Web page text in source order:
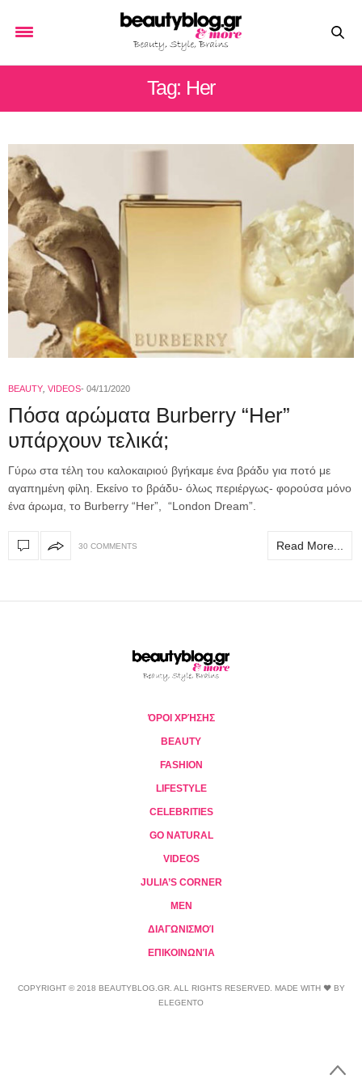
Tag: Her
BEAUTY VIDEOS 04/11/2020
Πόσα αρώματα Burberry “Her”
υπάρχουν τελικά;
Γύρω στα τέλη του καλοκαιριού βγήκαμε ένα βράδυ για ποτό με
αγαπημένη φίλη. Εκείνο το βράδυ- όλως περιέργως- φορούσα μόνο
ένα άρωμα, το Burberry “Her”, “London Dream”.
30 COMMENTS Read More...
ΌΡΟΙ ΧΡΉΣΗΣ
BEAUTY
FASHION
LIFESTYLE
CELEBRITIES
GO NATURAL
VIDEOS
JULIA’S CORNER
MEN
ΔΙΑΓΩΝΙΣΜΟΊ
ΕΠΙΚΟΙΝΩΝΊΑ
COPYRIGHT © 2018 BEAUTYBLOG.GR. ALL RIGHTS RESERVED. MADE WITH ❤ BY
ELEGENTO